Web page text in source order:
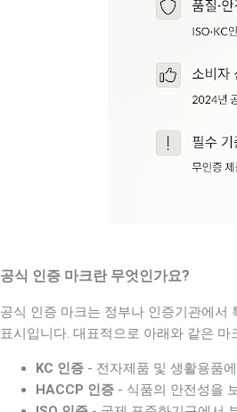
공식 인증 마크란 무엇인가요?
공식 인증 마크는 정부나 인증기관에서
표시입니다. 대표적으로 아래와 같은 마
KC 인증 - 전자제품 및 생활용품
HACCP 인증 - 식품의 안전성을